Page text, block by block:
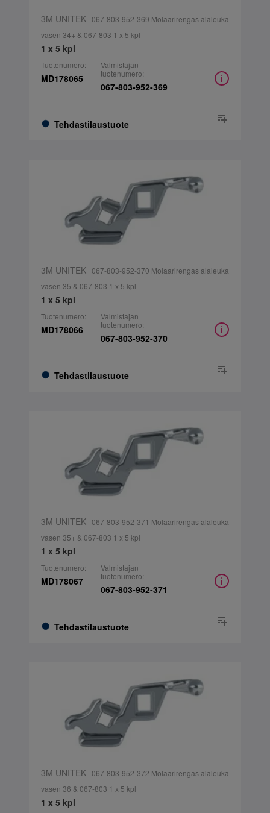
3M UNITEK| 067-803-952-369 Molaarirengas alaleuka
vasen 34+ & 067-803 1 x 5 kpl
1 x 5 kpl
Tuotenumero:
MD178065
Tehdastilaustuote
Valmistajan
tuotenumero:
067-803-952-369
3M UNITEK| 067-803-952-370 Molaarirengas alaleuka
vasen 35 & 067-803 1 x 5 kpl
1 x 5 kpl
Tuotenumero:
MD178066
Tehdastilaustuote
Valmistajan
tuotenumero:
067-803-952-370
3M UNITEK| 067-803-952-371 Molaarirengas alaleuka
vasen 35+ & 067-803 1 x 5 kpl
1 x 5 kpl
Tuotenumero:
MD178067
Tehdastilaustuote
Valmistajan
tuotenumero:
067-803-952-371
3M UNITEK| 067-803-952-372 Molaarirengas alaleuka
vasen 36 & 067-803 1 x 5 kpl
1 x 5 kpl